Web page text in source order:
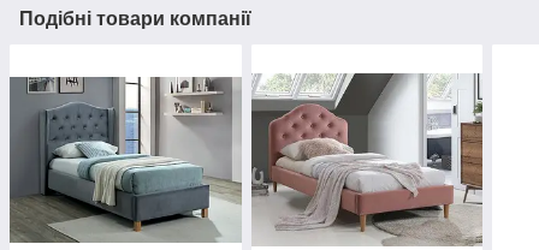
Подібні товари компанії